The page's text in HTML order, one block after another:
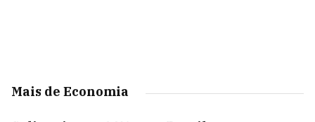
Mais de Economia